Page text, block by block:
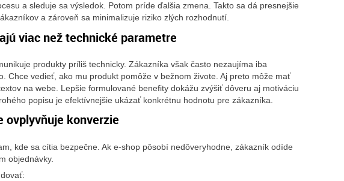
a sleduje sa výsledok. Potom príde ďalšia zmena. Takto sa dá presnejšie
a zároveň sa minimalizuje riziko zlých rozhodnutí.
viac než technické parametre
produkty príliš technicky. Zákazníka však často nezaujíma iba
Chce vedieť, ako mu produkt pomôže v bežnom živote. Aj preto môže mať
na webe. Lepšie formulované benefity dokážu zvýšiť dôveru aj motiváciu
popisu je efektívnejšie ukázať konkrétnu hodnotu pre zákazníka.
ovplyvňuje konverzie
kde sa cítia bezpečne. Ak e-shop pôsobí nedôveryhodne, zákazník odíde
objednávky.